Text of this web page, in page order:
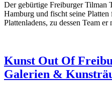
Der gebürtige Freiburger Tilman
Hamburg und fischt seine
Plattenladens, zu dessen Team
Kunst Out Of
Galerien &